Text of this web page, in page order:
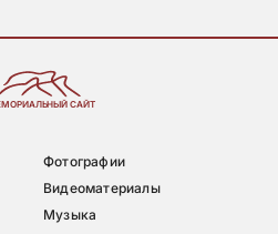
САЙТ
Фотографии
Видеоматериалы
Музыка